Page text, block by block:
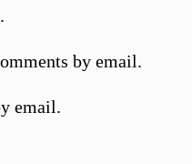
by email.
email.